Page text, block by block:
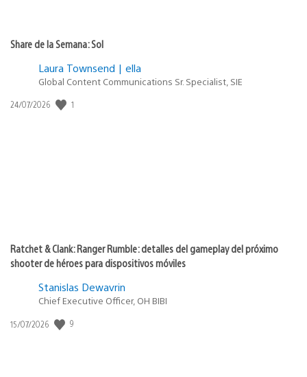
Share de la Semana: Sol
Laura Townsend | ella
Global Content Communications Sr. Specialist, SIE
Fecha
24/07/2026 1
Ratchet & Clank: Ranger Rumble: detalles del gameplay del próximo
shooter de héroes para dispositivos móviles
Stanislas Dewavrin
Chief Executive Officer, OH BIBI
Fecha
15/07/2026 9